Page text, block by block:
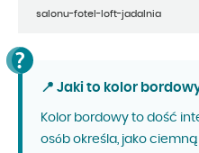
salonu-fotel-loft-jadalnia
📍 Jaki to kolor
Kolor bordowy to dość
osób określa, jako